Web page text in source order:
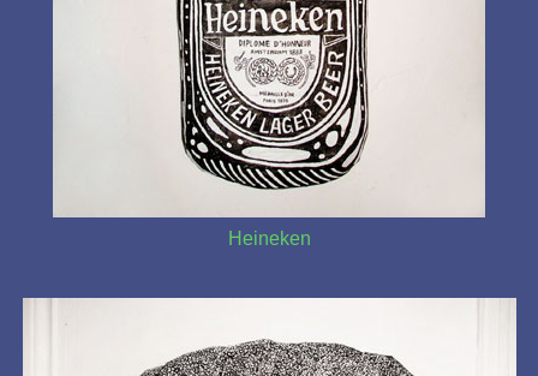
Heineken